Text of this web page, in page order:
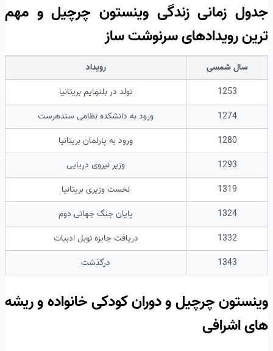
جدول زمانی زندگی وینستون چرچیل و مهم
ترین رویدادهای سرنوشت ساز
سال شمسی
رویداد
1253
تولد در بلنهایم بریتانیا
1274
ورود به دانشکده نظامی سندهرست
1280
ورود به پارلمان بریتانیا
1293
وزیر نیروی دریایی
1319
نخست وزیری بریتانیا
1324
پایان جنگ جهانی دوم
1332
دریافت جایزه نوبل ادبیات
1343
درگذشت
وینستون چرچیل و دوران کودکی خانواده و ریشه
های اشرافی